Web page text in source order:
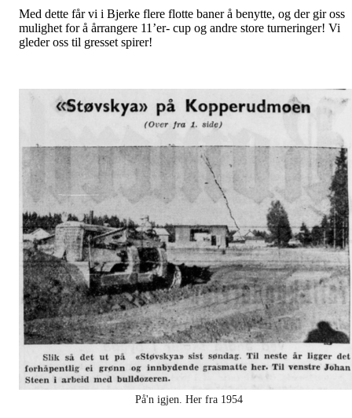
Med dette får vi i Bjerke flere flotte baner å benytte, og der gir oss
mulighet for å årrangere 11’er- cup og andre store turneringer! Vi
gleder oss til gresset spirer!
På'n igjen. Her fra 1954